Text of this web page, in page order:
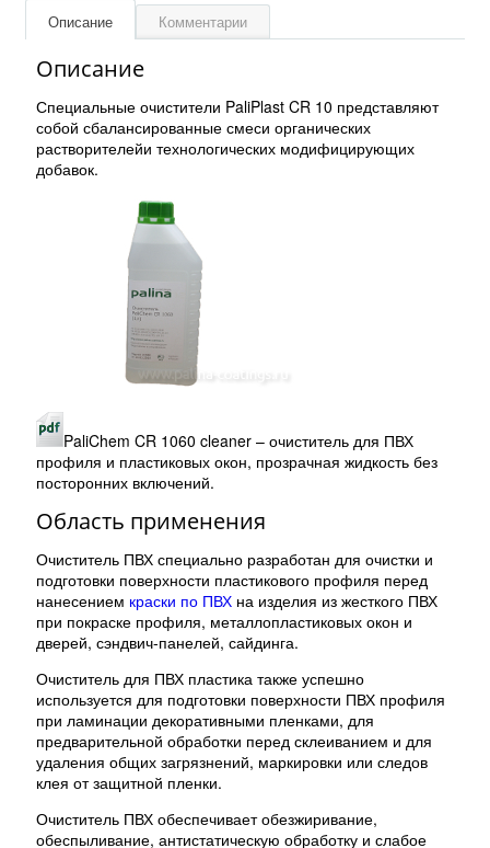
Описание Комментарии
Описание
Специальные очистители PaliPlast CR 10 представляют
собой сбалансированные смеси органических
растворителейи технологических модифицирующих
добавок.
PaliChem CR 1060 cleaner – очиститель для ПВХ
профиля и пластиковых окон, прозрачная жидкость без
посторонних включений.
Область применения
Очиститель ПВХ специально разработан для очистки и
подготовки поверхности пластикового профиля перед
нанесением краски по ПВХ на изделия из жесткого ПВХ
при покраске профиля, металлопластиковых окон и
дверей, сэндвич-панелей, сайдинга.
Очиститель для ПВХ пластика также успешно
используется для подготовки поверхности ПВХ профиля
при ламинации декоративными пленками, для
предварительной обработки перед склеиванием и для
удаления общих загрязнений, маркировки или следов
клея от защитной пленки.
Очиститель ПВХ обеспечивает обезжиривание,
обеспыливание, антистатическую обработку и слабое